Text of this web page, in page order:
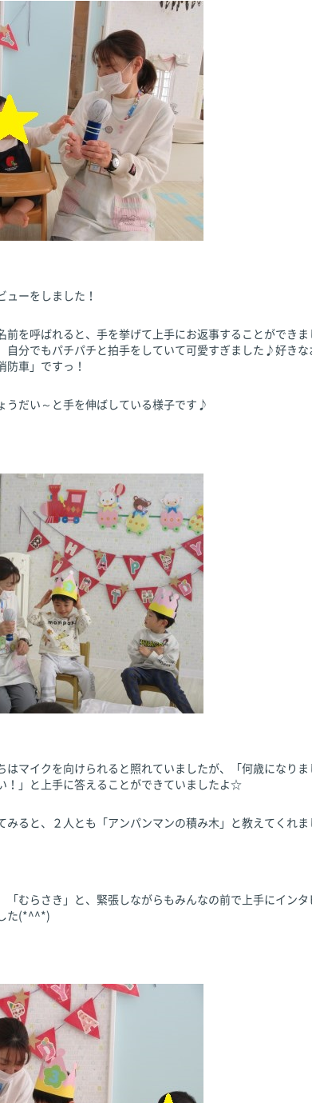
ーをしました！
前を呼ばれると、手を挙げて上手にお返事することができま
自分でもパチパチと拍手をしていて可愛すぎました♪好きな
防車」ですっ！
うだい～と手を伸ばしている様子です♪
はマイクを向けられると照れていましたが、「何歳になりま
！」と上手に答えることができていましたよ☆
みると、２人とも「アンパンマンの積み木」と教えてくれま
「むらさき」と、緊張しながらもみんなの前で上手にインタ
た(*^^*)